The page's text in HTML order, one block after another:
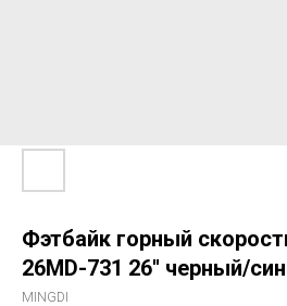
Фэтбайк горный
26MD-731 26'' черный/
MINGDI